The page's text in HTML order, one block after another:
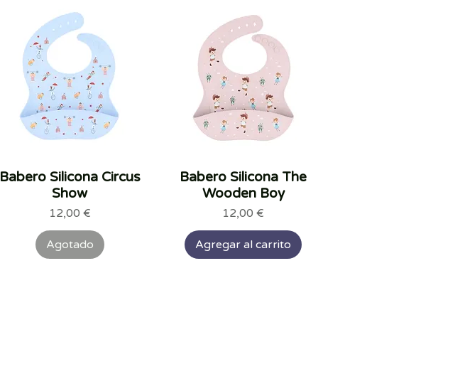
Vista rápida
Babero Silicona Circus
Show
Precio
12,00 €
Agotado
Vista rápida
Babero Silicona The
Wooden Boy
Precio
12,00 €
Agregar al carrito